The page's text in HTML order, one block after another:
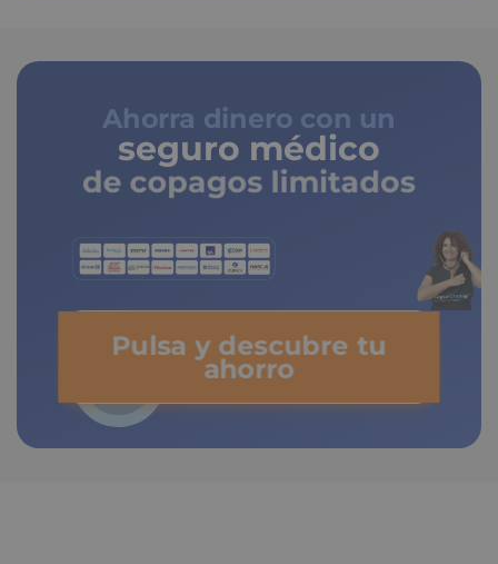
Ahorra dinero con un
seguro médico
de copagos limitados
Pulsa y descubre tu
ahorro